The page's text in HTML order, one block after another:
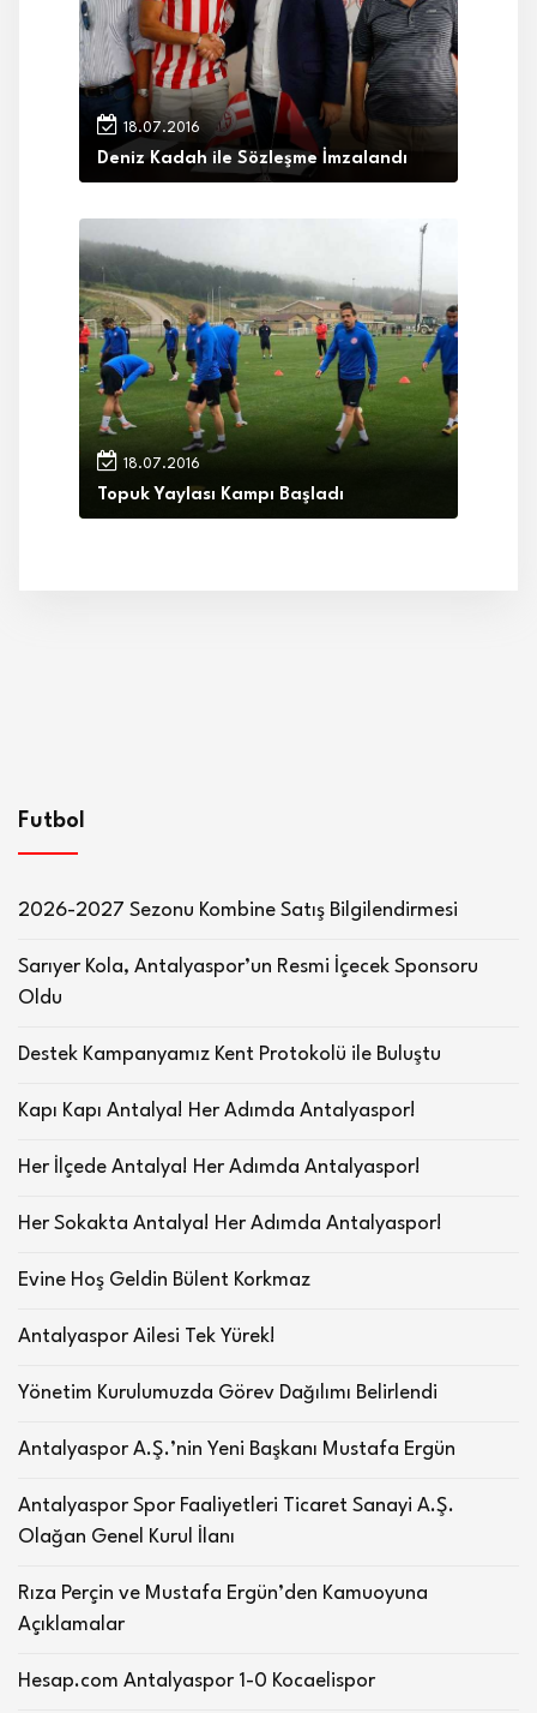
18.07.2016
Deniz Kadah ile Sözleşme İmzalandı
18.07.2016
Topuk Yaylası Kampı Başladı
Futbol
2026-2027 Sezonu Kombine Satış Bilgilendirmesi
Sarıyer Kola, Antalyaspor’un Resmi İçecek Sponsoru
Oldu
Destek Kampanyamız Kent Protokolü ile Buluştu
Kapı Kapı Antalya! Her Adımda Antalyaspor!
Her İlçede Antalya! Her Adımda Antalyaspor!
Her Sokakta Antalya! Her Adımda Antalyaspor!
Evine Hoş Geldin Bülent Korkmaz
Antalyaspor Ailesi Tek Yürek!
Yönetim Kurulumuzda Görev Dağılımı Belirlendi
Antalyaspor A.Ş.’nin Yeni Başkanı Mustafa Ergün
Antalyaspor Spor Faaliyetleri Ticaret Sanayi A.Ş.
Olağan Genel Kurul İlanı
Rıza Perçin ve Mustafa Ergün’den Kamuoyuna
Açıklamalar
Hesap.com Antalyaspor 1-0 Kocaelispor